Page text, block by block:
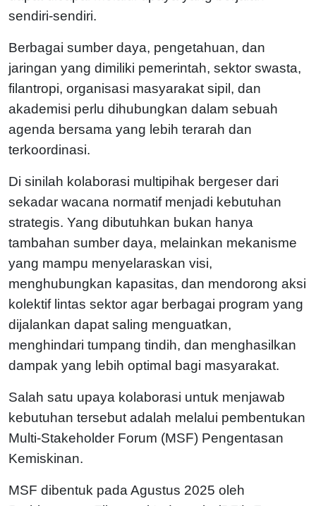
sendiri-sendiri.
Berbagai sumber daya, pengetahuan, dan
jaringan yang dimiliki pemerintah, sektor swasta,
filantropi, organisasi masyarakat sipil, dan
akademisi perlu dihubungkan dalam sebuah
agenda bersama yang lebih terarah dan
terkoordinasi.
Di sinilah kolaborasi multipihak bergeser dari
sekadar wacana normatif menjadi kebutuhan
strategis. Yang dibutuhkan bukan hanya
tambahan sumber daya, melainkan mekanisme
yang mampu menyelaraskan visi,
menghubungkan kapasitas, dan mendorong aksi
kolektif lintas sektor agar berbagai program yang
dijalankan dapat saling menguatkan,
menghindari tumpang tindih, dan menghasilkan
dampak yang lebih optimal bagi masyarakat.
Salah satu upaya kolaborasi untuk menjawab
kebutuhan tersebut adalah melalui pembentukan
Multi-Stakeholder Forum (MSF) Pengentasan
Kemiskinan.
MSF dibentuk pada Agustus 2025 oleh